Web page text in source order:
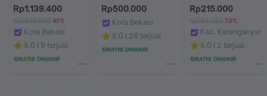
Unisex For All Time
Red-PUMA White
Rp1.139.400
Rp1.899.00040%
Kota Bekasi
PUMA Indonesia
5.0 9 terjual
BAG Unisex Black
KS2053
Rp500.000
Kota Bekasi
adidas Indonesia
5.0 26 terjual
Green
Rp215.000
Rp799.000 73%
Kab. Karanganyar
Urban Exchange
5.0 2 terjual